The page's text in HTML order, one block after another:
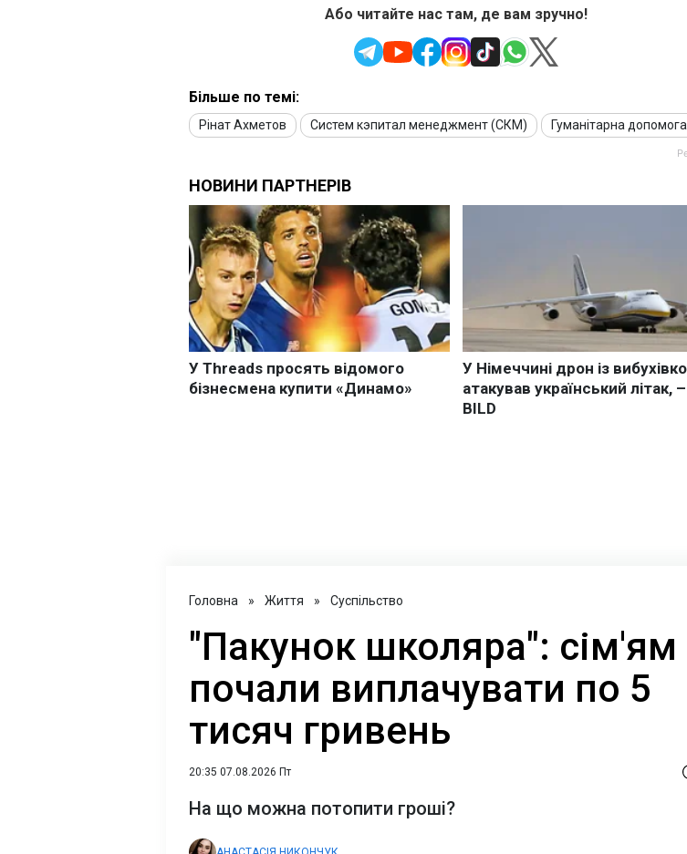
Або читайте нас там, де вам зручно!
Більше по темі:
Рінат Ахметов Систем кэпитал менеджмент (СКМ) Гуманітарна допомога
Головна » Життя » Суспільство
"Пакунок школяра": сім'ям
почали виплачувати по 5
тисяч гривень
20:35 07.08.2026 Пт
На що можна потопити гроші?